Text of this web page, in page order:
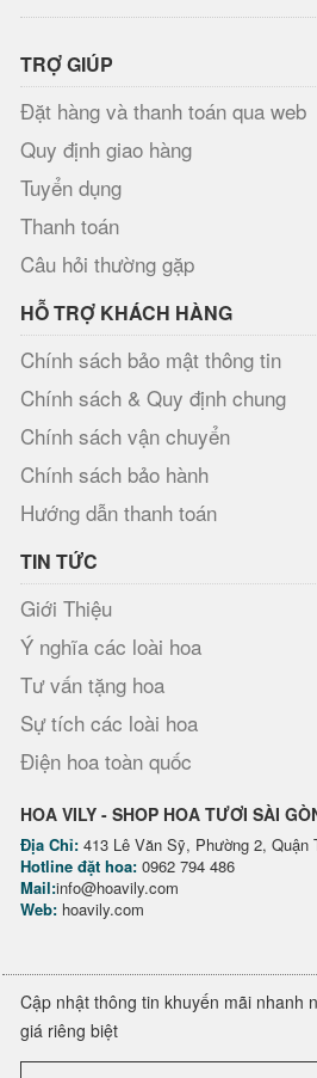
TRỢ GIÚP
Đặt hàng và thanh toán qua web
Quy định giao hàng
Tuyển dụng
Thanh toán
Câu hỏi thường gặp
HỖ TRỢ KHÁCH HÀNG
Chính sách bảo mật thông tin
Chính sách & Quy định chung
Chính sách vận chuyển
Chính sách bảo hành
Hướng dẫn thanh toán
TIN TỨC
Giới Thiệu
Ý nghĩa các loài hoa
Tư vấn tặng hoa
Sự tích các loài hoa
Điện hoa toàn quốc
HOA VILY - SHOP HOA TƯƠI SÀI
Địa Chỉ: 413 Lê Văn Sỹ, Phường 2, Quận
Hotline đặt hoa: 0962 794 486
Mail:info@hoavily.com
Web: hoavily.com
Cập nhật thông tin khuyến mãi nhanh
giá riêng biệt